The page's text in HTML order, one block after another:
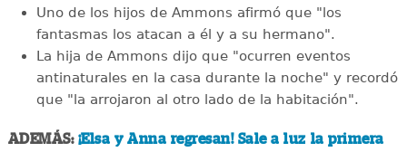
Uno de los hijos de Ammons afirmó que "los
fantasmas los atacan a él y a su hermano".
La hija de Ammons dijo que "ocurren eventos
antinaturales en la casa durante la noche" y recordó
que "la arrojaron al otro lado de la habitación".
ADEMÁS: ¡Elsa y Anna regresan! Sale a luz la primera